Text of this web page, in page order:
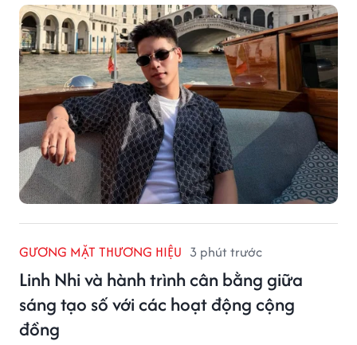
GƯƠNG MẶT THƯƠNG HIỆU 3 phút trước
Linh Nhi và hành trình cân bằng giữa
sáng tạo số với các hoạt động cộng
đồng